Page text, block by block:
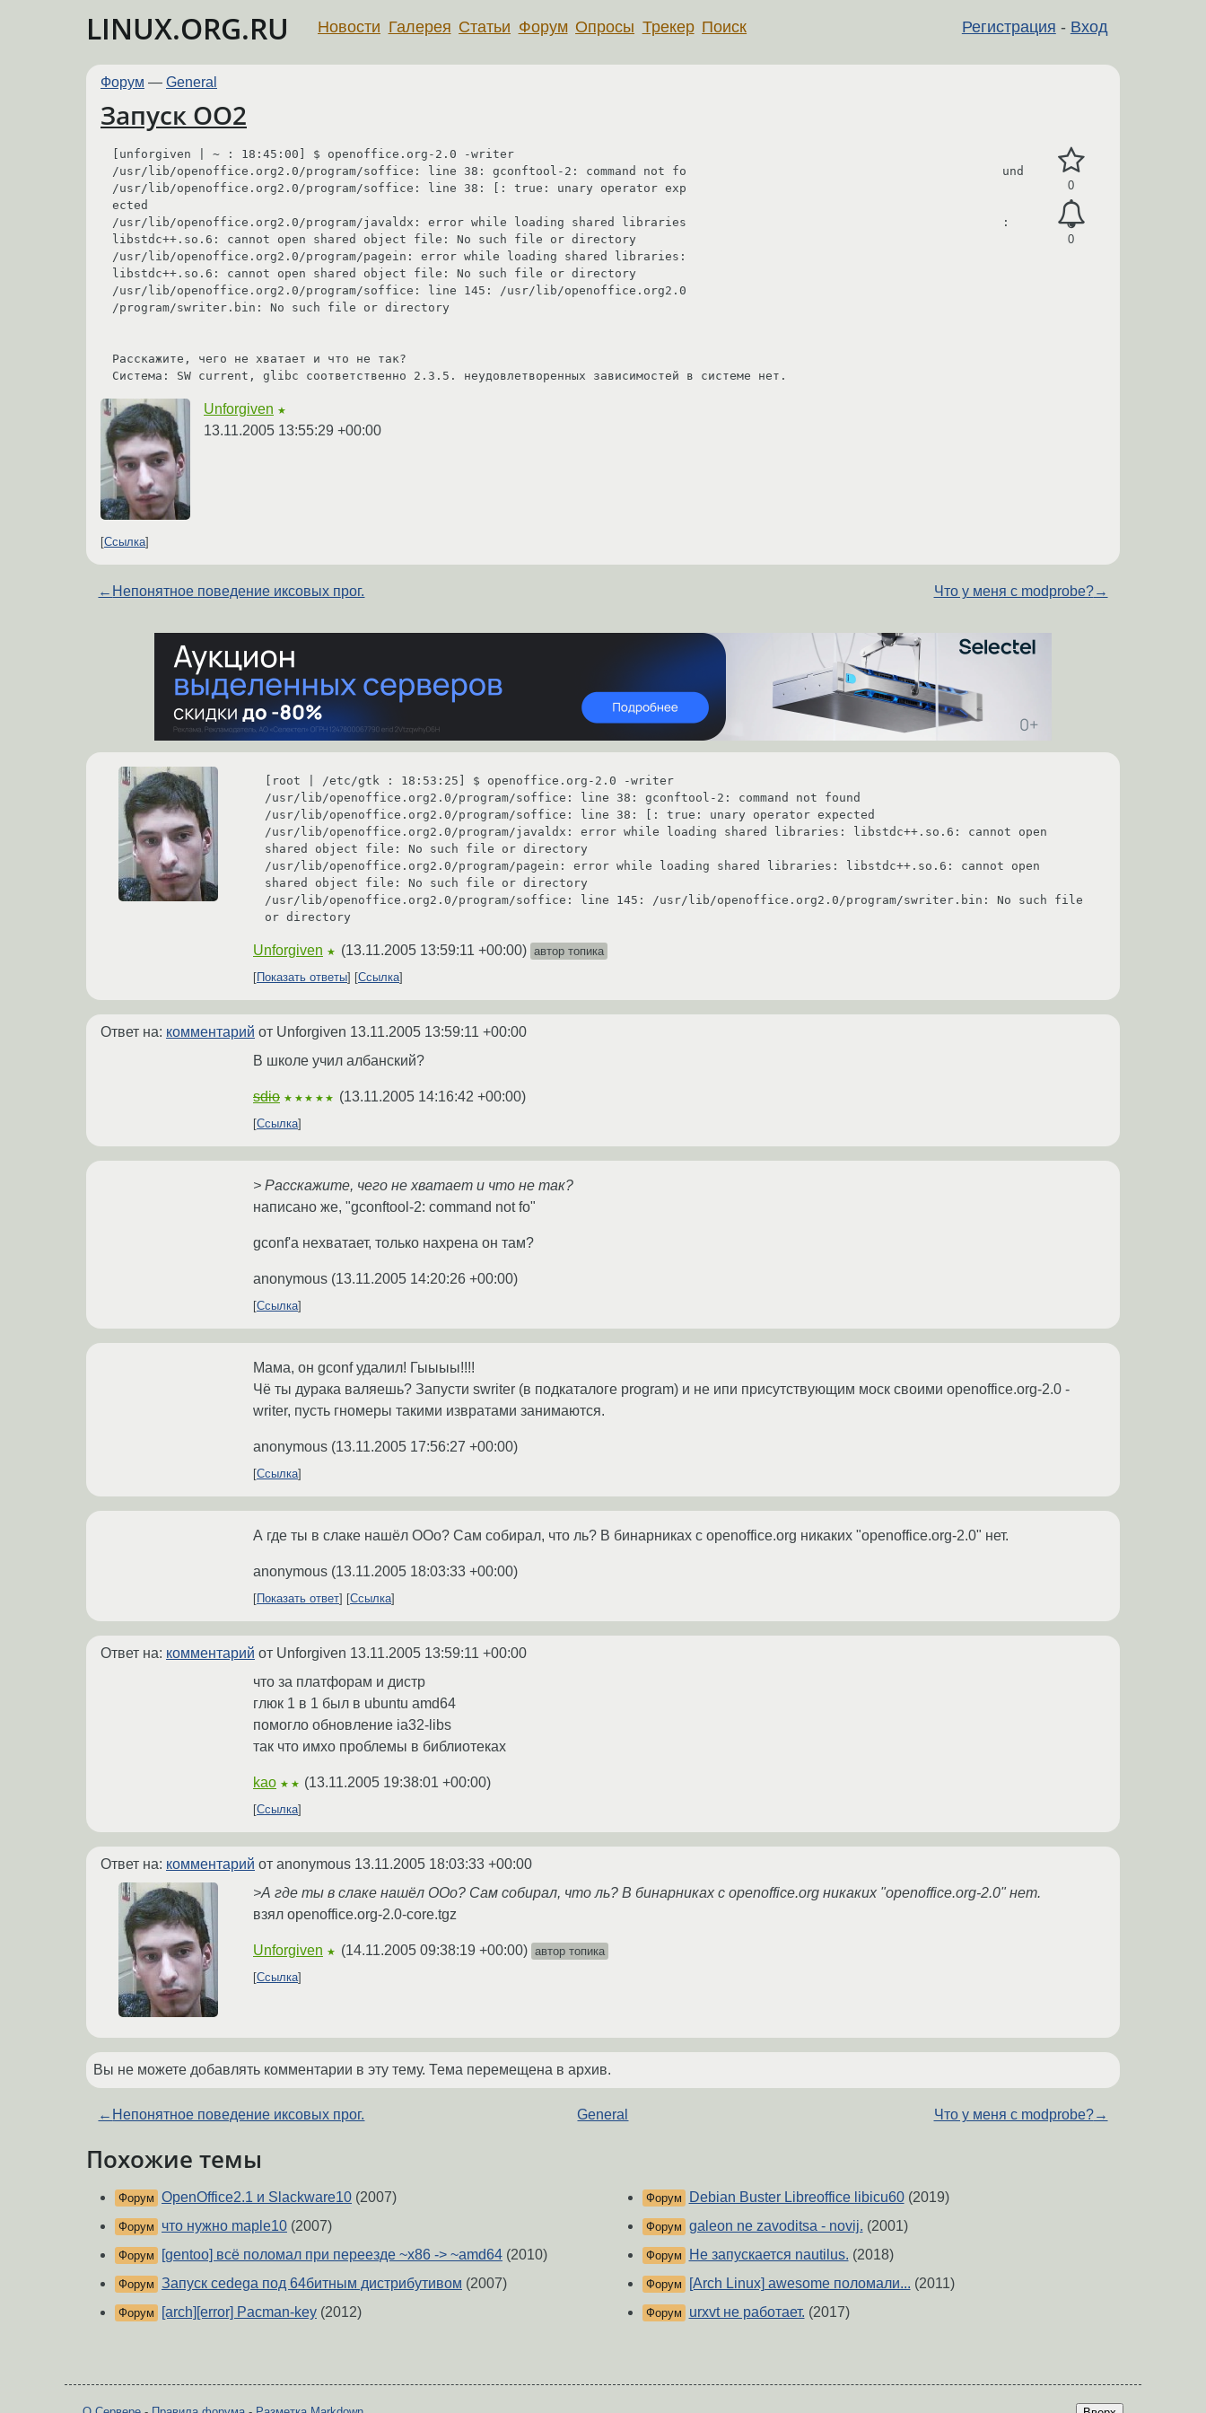
LINUX.ORG.RU Регистрация - Вход
Новости Галерея Статьи Форум Опросы Трекер Поиск
Форум — General
Запуск OO2
0
0
[unforgiven | ~ : 18:45:00] $ openoffice.org-2.0 -writer
/usr/lib/openoffice.org2.0/program/soffice: line 38: gconftool-2: command not fo                                            und
/usr/lib/openoffice.org2.0/program/soffice: line 38: [: true: unary operator exp
ected
/usr/lib/openoffice.org2.0/program/javaldx: error while loading shared libraries                                            :
libstdc++.so.6: cannot open shared object file: No such file or directory
/usr/lib/openoffice.org2.0/program/pagein: error while loading shared libraries:
libstdc++.so.6: cannot open shared object file: No such file or directory
/usr/lib/openoffice.org2.0/program/soffice: line 145: /usr/lib/openoffice.org2.0
/program/swriter.bin: No such file or directory
Расскажите, чего не хватает и что не так?
Система: SW current, glibc соответственно 2.3.5. неудовлетворенных зависимостей в системе нет.
Unforgiven ★
13.11.2005 13:55:29 +00:00
Ссылка
← Непонятное поведение иксовых прог. Что у меня с modprobe?→
[root | /etc/gtk : 18:53:25] $ openoffice.org-2.0 -writer
/usr/lib/openoffice.org2.0/program/soffice: line 38: gconftool-2: command not found
/usr/lib/openoffice.org2.0/program/soffice: line 38: [: true: unary operator expected
/usr/lib/openoffice.org2.0/program/javaldx: error while loading shared libraries: libstdc++.so.6: cannot open
shared object file: No such file or directory
/usr/lib/openoffice.org2.0/program/pagein: error while loading shared libraries: libstdc++.so.6: cannot open
shared object file: No such file or directory
/usr/lib/openoffice.org2.0/program/soffice: line 145: /usr/lib/openoffice.org2.0/program/swriter.bin: No such file
Unforgiven ★ (13.11.2005 13:59:11 +00:00) автор топика
Показать ответы
Ссылка
Ответ на: комментарий от Unforgiven 13.11.2005 13:59:11 +00:00
В школе учил албанский?
sdio ★★★★★ (13.11.2005 14:16:42 +00:00)
Ссылка
> Расскажите, чего не хватает и что не так?
написано же, "gconftool-2: command not fo"
gconf'а нехватает, только нахрена он там?
anonymous (13.11.2005 14:20:26 +00:00)
Ссылка
Мама, он gconf удалил! Гыыыы!!!!
Чё ты дурака валяешь? Запусти swriter (в подкаталоге program) и не ипи присутствующим моск своими openoffice.org-2.0 -
writer, пусть гномеры такими извратами занимаются.
anonymous (13.11.2005 17:56:27 +00:00)
Ссылка
А где ты в слаке нашёл OOo? Сам собирал, что ль? В бинарниках с openoffice.org никаких "openoffice.org-2.0" нет.
anonymous (13.11.2005 18:03:33 +00:00)
Показать ответ Ссылка
Ответ на: комментарий от Unforgiven 13.11.2005 13:59:11 +00:00
что за платфорам и дистр
глюк 1 в 1 был в ubuntu amd64
помогло обновление ia32-libs
так что имхо проблемы в библиотеках
kao ★★ (13.11.2005 19:38:01 +00:00)
Ссылка
Ответ на: комментарий от anonymous 13.11.2005 18:03:33 +00:00
>А где ты в слаке нашёл OOo? Сам собирал, что ль? В бинарниках с openoffice.org никаких "openoffice.org-2.0" нет.
взял openoffice.org-2.0-core.tgz
Unforgiven ★ (14.11.2005 09:38:19 +00:00) автор топика
Ссылка
Вы не можете добавлять комментарии в эту тему. Тема перемещена в архив.
← Непонятное поведение иксовых прог. General Что у меня с modprobe?→
Похожие темы
Форум OpenOffice2.1 и Slackware10 (2007)
Форум что нужно maple10 (2007)
Форум [gentoo] всё поломал при переезде ~x86 -> ~amd64 (2010)
Форум Запуск cedega под 64битным дистрибутивом (2007)
Форум [arch][error] Pacman-key (2012)
Форум Debian Buster Libreoffice libicu60(2019)
Форум galeon ne zavoditsa - novij. (2001)
Форум Не запускается nautilus. (2018)
Форум [Arch Linux] awesome поломали... (2011)
Форум urxvt не работает. (2017)